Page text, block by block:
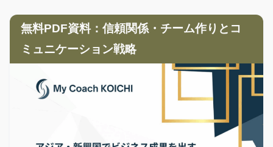
無料PDF資料：信頼関係・チーム作りとコ
ミュニケーション戦略